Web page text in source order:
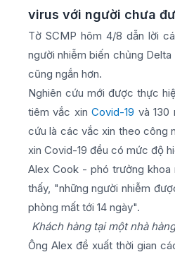
virus với người chưa
Tờ SCMP hôm 4/8 dẫn lời
người nhiễm biến chủng
cũng ngắn hơn.
Nghiên cứu mới được thực
tiêm vắc xinCovid-19 và 130
cứu là các vắc xin theo công
xin Covid-19 đều có mức độ
Alex Cook - phó trưởng
thấy, "những người nhiễm
phòng mất tới 14 ngày".
Khách hàng tại một nhà
Ông Alex đề xuất thời gian